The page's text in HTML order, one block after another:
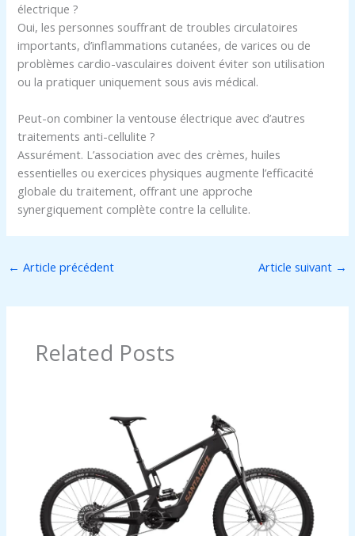
électrique ?
Oui, les personnes souffrant de troubles circulatoires
importants, d’inflammations cutanées, de varices ou de
problèmes cardio-vasculaires doivent éviter son utilisation
ou la pratiquer uniquement sous avis médical.
Peut-on combiner la ventouse électrique avec d’autres
traitements anti-cellulite ?
Assurément. L’association avec des crèmes, huiles
essentielles ou exercices physiques augmente l’efficacité
globale du traitement, offrant une approche
synergiquement complète contre la cellulite.
← Article précédent Article suivant →
Related Posts